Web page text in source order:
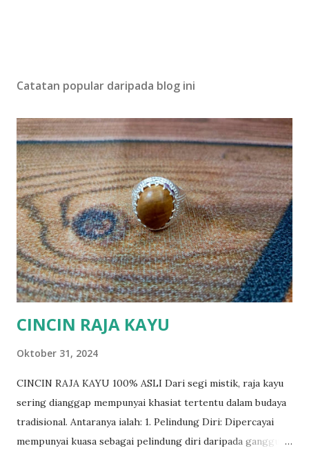
Catatan popular daripada blog ini
CINCIN RAJA KAYU
Oktober 31, 2024
CINCIN RAJA KAYU 100% ASLI Dari segi mistik, raja kayu
sering dianggap mempunyai khasiat tertentu dalam budaya
tradisional. Antaranya ialah: 1. Pelindung Diri: Dipercayai
mempunyai kuasa sebagai pelindung diri daripada gangguan